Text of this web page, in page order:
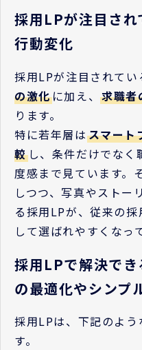
採用LPが注目さ
行動変化
採用LPが注目されて
の激化に加え、求職者
ります。
特に若年層はスマート
較し、条件だけでなく
度感まで見ています。
しつつ、写真やストー
る採用LPが、従来の
して選ばれやすくなっ
採用LPで解決で
の最適化やシンプ
採用LPは、下記のよ
す。